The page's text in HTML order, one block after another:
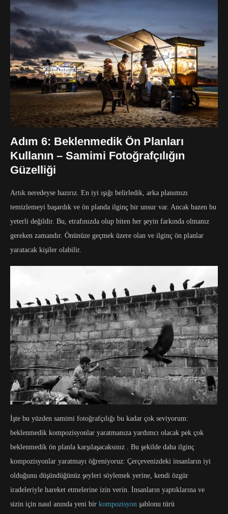
Adım 6: Beklenmedik Ön Planları
Kullanın – Samimi Fotoğrafçılığın
Güzelliği
Artık neredeyse hazırız. En iyi ışığı belirledik, arka planımızı
temizlemeyi başardık ve ön planda ilginç bir unsur var. Ancak bazen bu
yeterli değildir. Bu, etrafınızda olup biten her şeyin farkında olmanız
gereken zamandır. Önünüze geçmek üzere olan ve ilginç ön planlar
yaratacak kişiler olabilir.
İşte bu yüzden samimi fotoğrafçılığı bu kadar çok seviyorum:
beklenmedik kompozisyonlar yaratmanıza yardımcı olacak pek çok
beklenmedik ön planla karşılaşacaksınız . Bu şekilde daha ilginç
kompozisyonlar yaratmayı öğreniyoruz: Çerçevenizdeki insanların iyi
olduğunu düşündüğünüz şeyleri söylemek yerine, kendi özgür
iradeleriyle hareket etmelerine izin verin. İnsanların yaptıklarına ve
sizin için nasıl anında yeni bir kompozisyon şablonu türü